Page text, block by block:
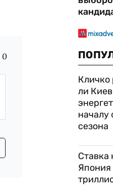
0
Кличко
ли
началу
сезона
Ставка
Япония